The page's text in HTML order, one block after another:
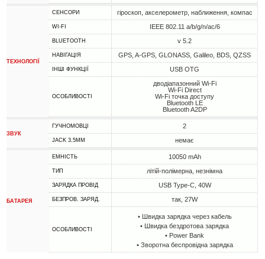
ТЕХНОЛОГІЇ
СЕНСОРИ гіроскоп, акселерометр, наближення, компас
WI-FI IEEE 802.11 a/b/g/n/ac/6
BLUETOOTH v 5.2
НАВІГАЦІЯ GPS, A-GPS, GLONASS, Galileo, BDS, QZSS
ІНШІ ФУНКЦІЇ USB OTG
ОСОБЛИВОСТІ
дводіапазонний Wi-Fi
Wi-Fi Direct
Wi-Fi точка доступу
Bluetooth LE
Bluetooth A2DP
ЗВУК
ГУЧНОМОВЦІ 2
JACK 3.5MM немає
БАТАРЕЯ
ЕМНІСТЬ 10050 mAh
ТИП літій-полімерна, незнімна
ЗАРЯДКА ПРОВІД USB Type-C, 40W
БЕЗПРОВ. ЗАРЯД. так, 27W
ОСОБЛИВОСТІ
• Швидка зарядка через кабель
• Швидка бездротова зарядка
• Power Bank
• Зворотна беспровідна зарядка